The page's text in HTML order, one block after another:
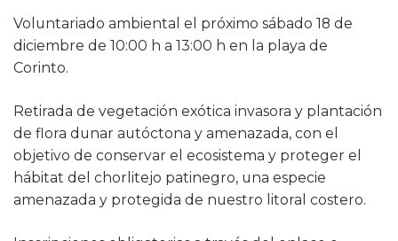
Voluntariado ambiental el próximo sábado 18 de
diciembre de 10:00 h a 13:00 h en la playa de
Corinto.
Retirada de vegetación exótica invasora y plantación
de flora dunar autóctona y amenazada, con el
objetivo de conservar el ecosistema y proteger el
hábitat del chorlitejo patinegro, una especie
amenazada y protegida de nuestro litoral costero.